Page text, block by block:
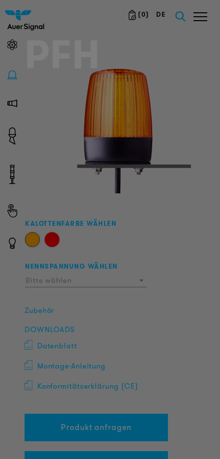
(0) DE
PFH
KALOTTENFARBE WÄHLEN
NENNSPANNUNG WÄHLEN
Bitte wählen
Zubehör
DOWNLOADS
Datenblatt
Montage-Anleitung
Konformitätserklärung (CE)
Produkt anfragen